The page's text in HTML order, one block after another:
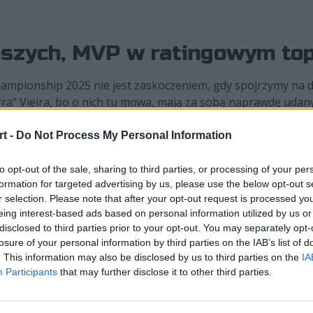
- Do Not Process My Personal Information
opt-out of the sale, sharing to third parties, or processing of your
for targeted advertising by us, please use the below opt-out
selection. Please note that after your opt-out request is processed
interest-based ads based on personal information utilized by us
to third parties prior to your opt-out. You may separately
of your personal information by third parties on the IAB’s list of
This information may also be disclosed by us to third parties on the
Participants that may further disclose it to other third parties.
MVP w ratingowym
2025 nie jest zaskoczeniem, gdy spojrzymy na
Vieira, bo o nich tu mowa, mają za sobą naprawdę
Mówimy jednak o zawodniczce, która mistrzostwa
się nawet ten wynik przebić, ale niewiele z nich ma
swojej rok młodszej koleżance, zdobywając 291
napędowym Liquid, w ogromnym stopniu przyczyniając
w VALORANCIE
świeżo korowane czempionki były najlepsze.
Południową opuściła z ratingiem 1,31, o całe długości
medalowej. W tej próżno było szukać także NOVA
"shirazi" Jaudian. Filipinka wykręciła 1,19, ustępując
Championship 2025 pożegnała się już po trzech